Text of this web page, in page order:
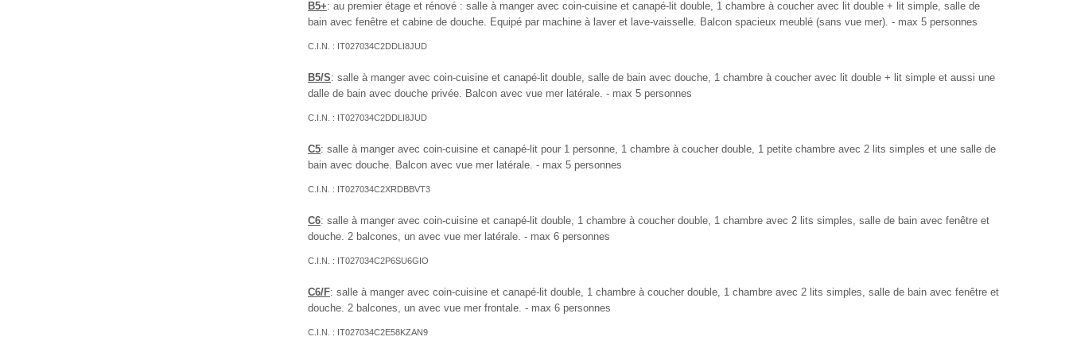
B5+: au premier étage et rénové : salle à manger avec coin-cuisine et canapé-lit double, 1 chambre à coucher avec lit double + lit simple, salle de
bain avec fenêtre et cabine de douche. Equipé par machine à laver et lave-vaisselle. Balcon spacieux meublé (sans vue mer). - max 5 personnes
C.I.N. : IT027034C2DDLI8JUD
B5/S: salle à manger avec coin-cuisine et canapé-lit double, salle de bain avec douche, 1 chambre à coucher avec lit double + lit simple et aussi une
dalle de bain avec douche privée. Balcon avec vue mer latérale. - max 5 personnes
C.I.N. : IT027034C2DDLI8JUD
C5: salle à manger avec coin-cuisine et canapé-lit pour 1 personne, 1 chambre à coucher double, 1 petite chambre avec 2 lits simples et une salle de
bain avec douche. Balcon avec vue mer latérale. - max 5 personnes
C.I.N. : IT027034C2XRDBBVT3
C6: salle à manger avec coin-cuisine et canapé-lit double, 1 chambre à coucher double, 1 chambre avec 2 lits simples, salle de bain avec fenêtre et
douche. 2 balcones, un avec vue mer latérale. - max 6 personnes
C.I.N. : IT027034C2P6SU6GIO
C6/F: salle à manger avec coin-cuisine et canapé-lit double, 1 chambre à coucher double, 1 chambre avec 2 lits simples, salle de bain avec fenêtre et
douche. 2 balcones, un avec vue mer frontale. - max 6 personnes
C.I.N. : IT027034C2E58KZAN9